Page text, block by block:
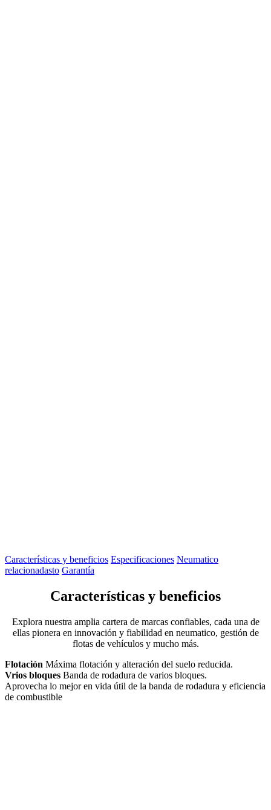
Características y beneficios Especificaciones Neumatico
relacionadasto Garantía
Características y beneficios
Explora nuestra amplia cartera de marcas confiables, cada una de
ellas pionera en innovación y fiabilidad en neumatico, gestión de
flotas de vehículos y mucho más.
Flotación Máxima flotación y alteración del suelo reducida.
Vrios bloques Banda de rodadura de varios bloques.
Aprovecha lo mejor en vida útil de la banda de rodadura y eficiencia
de combustible